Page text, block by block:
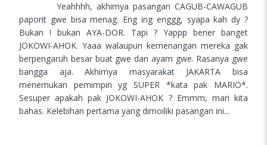
Yeahhhh, akhirnya pasangan CAGUB-CAWAGUB
paporit gwe bisa menag. Eng ing enggg, syapa kah dy ?
Bukan ! bukan AYA-DOR. Tapi ? Yappp bener banget
JOKOWI-AHOK. Yaaa walaupun kemenangan mereka gak
berpengaruh besar buat gwe dan ayam gwe. Rasanya gwe
bangga aja. Akhirnya masyarakat JAKARTA bisa
menemukan pemimpin yg SUPER *kata pak MARIO*.
Sesuper apakah pak JOKOWI-AHOK ? Emmm, mari kita
bahas. Kelebihan pertama yang dimoiliki pasangan ini...